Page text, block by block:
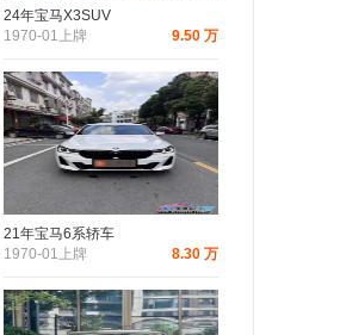
24年宝马X3SUV
1970-01上牌
9.50 万
21年宝马6系轿车
1970-01上牌
8.30 万